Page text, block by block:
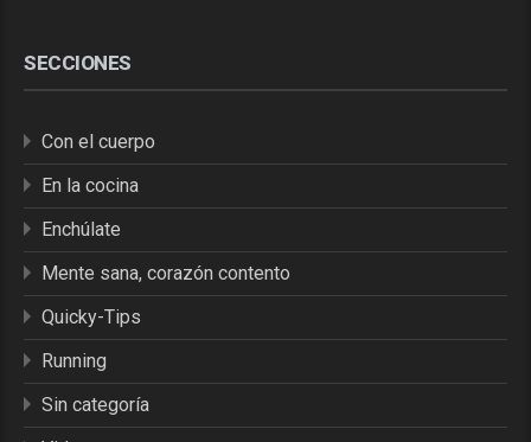
SECCIONES
Con el cuerpo
En la cocina
Enchúlate
Mente sana, corazón contento
Quicky-Tips
Running
Sin categoría